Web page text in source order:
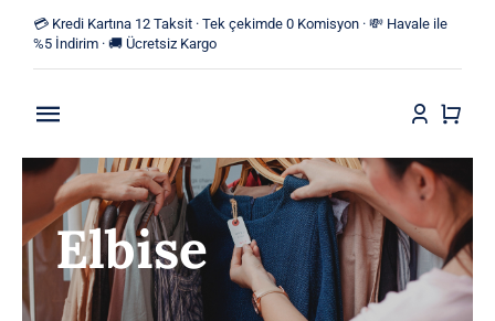
content
💳 Kredi Kartına 12 Taksit · Tek çekimde 0 Komisyon · 💸 Havale ile
%5 İndirim · 🚚 Ücretsiz Kargo
Toggle
Navigation
Anasayfa
Mağaza
Yeni Ürünler
Elbise